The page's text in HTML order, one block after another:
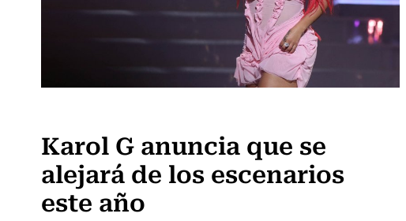
Karol G anuncia que se
alejará de los escenarios
este año